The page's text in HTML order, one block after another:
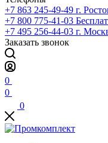
+7 863 245-49-49 г.
+7 800 775-41-03
+7 495 256-44-03 г.
Заказать звонок
0
0
0